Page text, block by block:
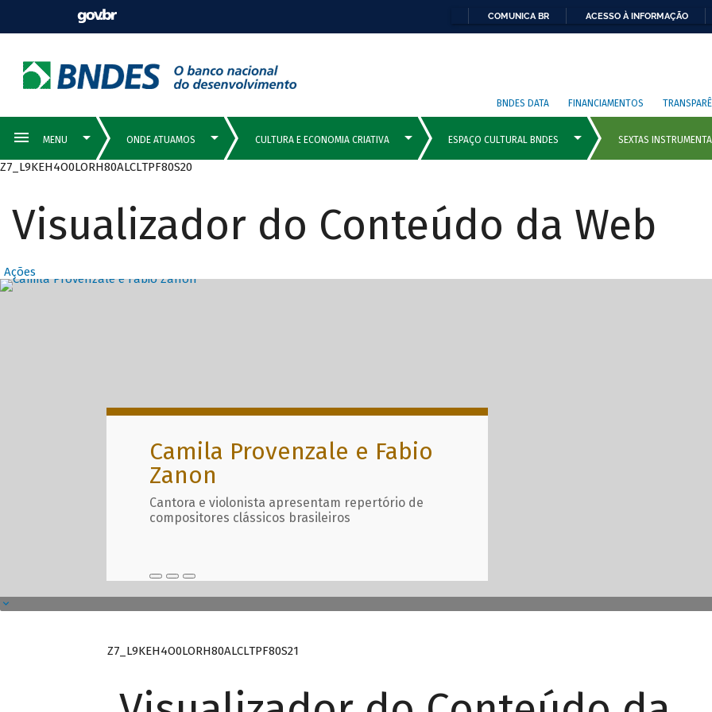
COMUNICA BR ACESSO À INFORMAÇÃO
BNDES DATA FINANCIAMENTOS
Z7_L9KEH4O0LORH80ALCLTPF80S20
Visualizador do Conteúdo da Web
Ações
Destaques Principais com
Camila Provenzale e Fabio
Zanon
Cantora e violonista apresentam repertório de
compositores clássicos brasileiros
Z7_L9KEH4O0LORH80ALCLTPF80S21